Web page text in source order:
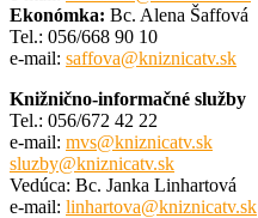
Ekonómka: Bc. Alena Šaffová
Tel.: 056/668 90 10
e-mail: saffova@kniznicatv.sk
Knižnično-informačné služby
Tel.: 056/672 42 22
e-mail: mvs@kniznicatv.sk
sluzby@kniznicatv.sk
Vedúca: Bc. Janka Linhartová
e-mail: linhartova@kniznicatv.sk